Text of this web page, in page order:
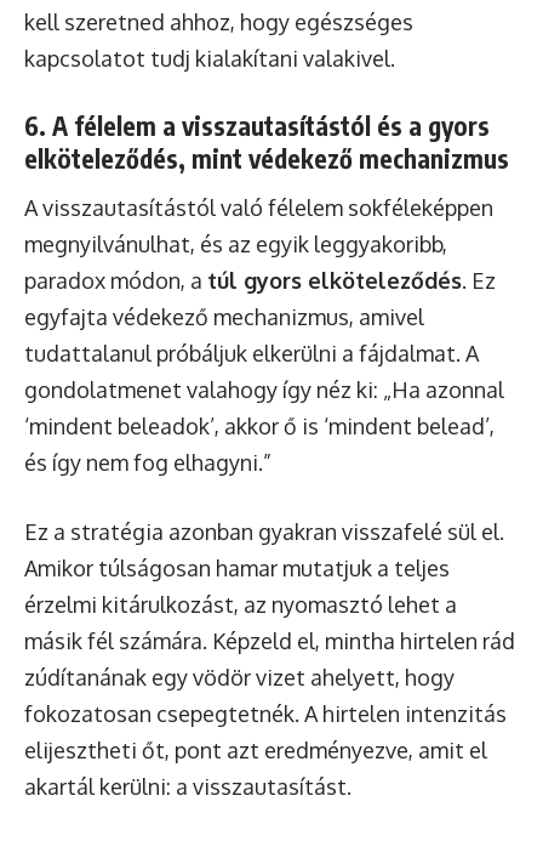
kell szeretned ahhoz, hogy egészséges
kapcsolatot tudj kialakítani valakivel.
6. A félelem a visszautasítástól és a gyors
elköteleződés, mint védekező mechanizmus
A visszautasítástól való félelem sokféleképpen
megnyilvánulhat, és az egyik leggyakoribb,
paradox módon, a túl gyors elköteleződés. Ez
egyfajta védekező mechanizmus, amivel
tudattalanul próbáljuk elkerülni a fájdalmat. A
gondolatmenet valahogy így néz ki: „Ha azonnal
‘mindent beleadok’, akkor ő is ‘mindent belead’,
és így nem fog elhagyni.”
Ez a stratégia azonban gyakran visszafelé sül el.
Amikor túlságosan hamar mutatjuk a teljes
érzelmi kitárulkozást, az nyomasztó lehet a
másik fél számára. Képzeld el, mintha hirtelen rád
zúdítanának egy vödör vizet ahelyett, hogy
fokozatosan csepegtetnék. A hirtelen intenzitás
elijesztheti őt, pont azt eredményezve, amit el
akartál kerülni: a visszautasítást.